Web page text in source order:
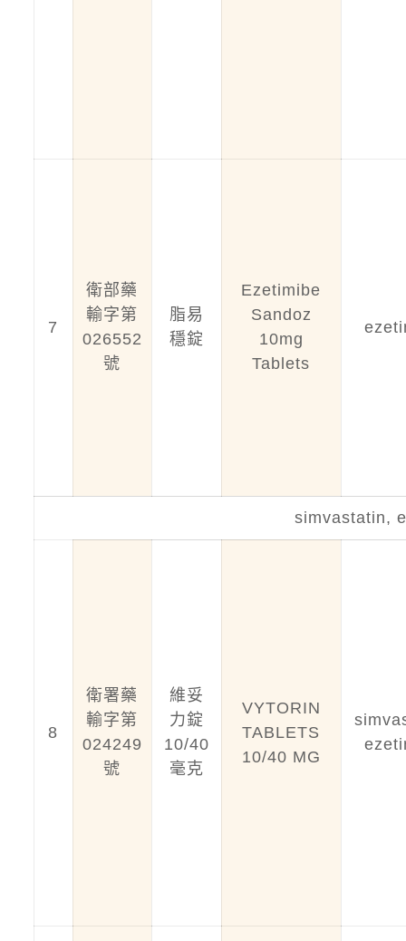
7
衛部藥
輸字第
026552
號
脂易
穩錠
Ezetimibe
Sandoz
10mg
Tablets
simvastatin,
8
衛署藥
輸字第
024249
號
維妥
力錠
10/40
毫克
VYTORIN
TABLETS
10/40 MG